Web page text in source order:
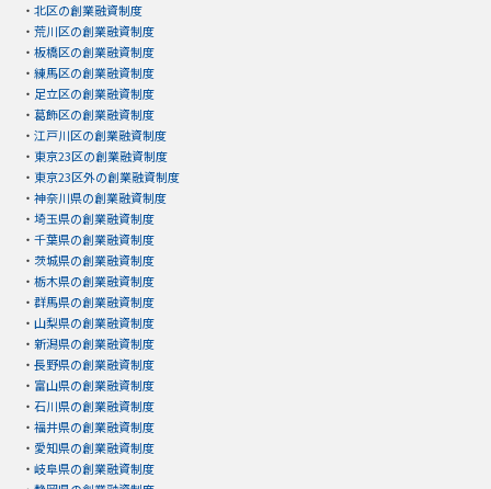
・ 北区の創業融資制度
・ 荒川区の創業融資制度
・ 板橋区の創業融資制度
・ 練馬区の創業融資制度
・ 足立区の創業融資制度
・ 葛飾区の創業融資制度
・ 江戸川区の創業融資制度
・ 東京23区の創業融資制度
・ 東京23区外の創業融資制度
・ 神奈川県の創業融資制度
・ 埼玉県の創業融資制度
・ 千葉県の創業融資制度
・ 茨城県の創業融資制度
・ 栃木県の創業融資制度
・ 群馬県の創業融資制度
・ 山梨県の創業融資制度
・ 新潟県の創業融資制度
・ 長野県の創業融資制度
・ 富山県の創業融資制度
・ 石川県の創業融資制度
・ 福井県の創業融資制度
・ 愛知県の創業融資制度
・ 岐阜県の創業融資制度